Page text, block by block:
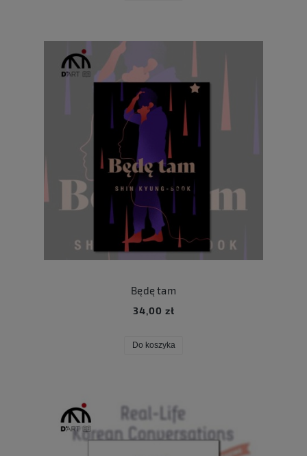
Będę tam
34,00 zł
Do koszyka